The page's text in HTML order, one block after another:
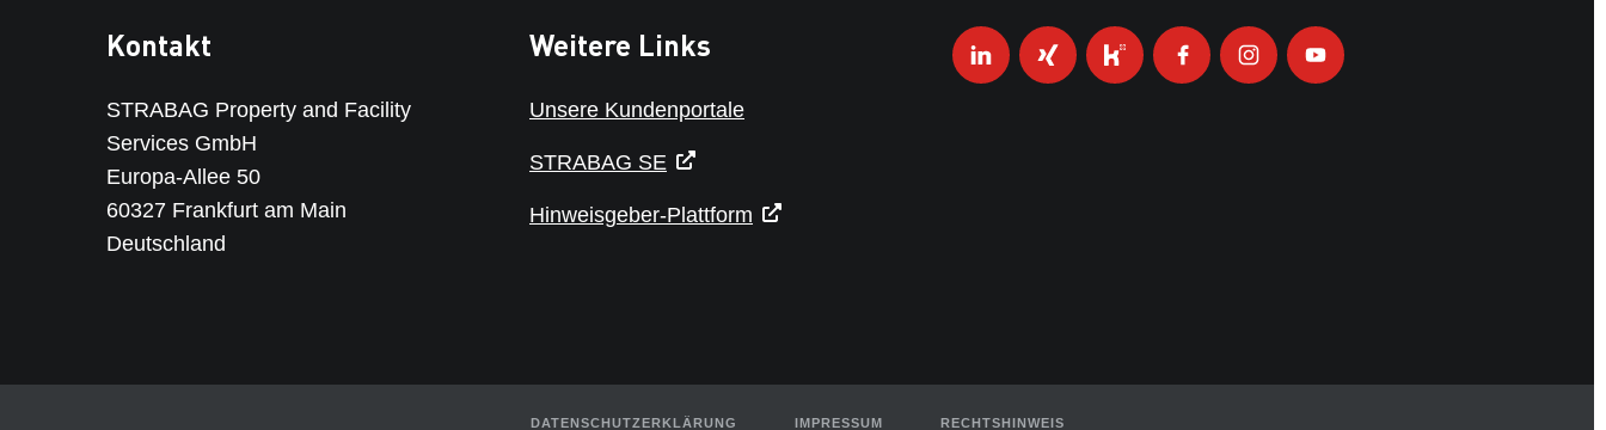
Kontakt
STRABAG Property and Facility
Services GmbH
Europa-Allee 50
60327 Frankfurt am Main
Deutschland
Weitere Links
Unsere Kundenportale
STRABAG SE
Hinweisgeber-Plattform
DATENSCHUTZERKLÄRUNG IMPRESSUM RECHTSHINWEIS